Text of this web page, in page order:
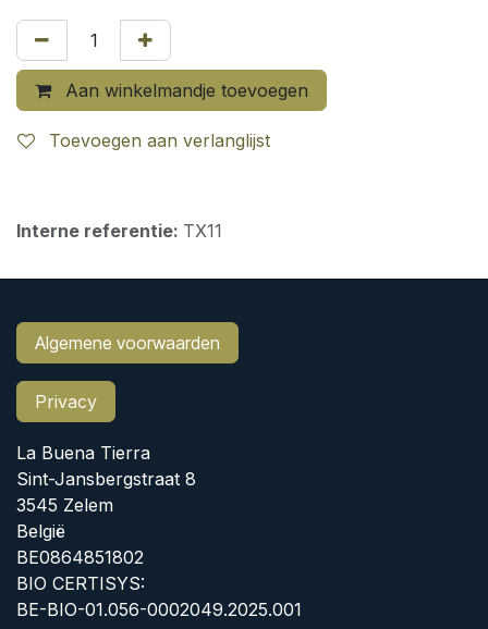
Aan winkelmandje toevoegen
Toevoegen aan verlanglijst
Interne referentie: TX11
Algemene voorwaarden
Privacy
La Buena Tierra
Sint-Jansbergstraat 8
3545 Zelem
België
BE0864851802
BIO CERTISYS:
BE-BIO-01.056-0002049.2025.001